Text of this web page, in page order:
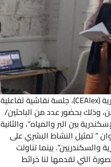
نظم الإنسان والمدينة للأبحاث الإنسانيةوالاجتماعية، بالتعاون مع قسم التاريخ والدراسات الكلاسيكية بجامعة تورنتو، ومركز الدراسات السكندرية (CEAlex)، جلسة نقاشية تفاعلية
الزمن، وذلك بحضور عدد من الباحثين/
بين البر والمياه”، والثانية
” تمثيل النشاط البشري على
بينما تناولت
التي تقدمها لنا خرائط